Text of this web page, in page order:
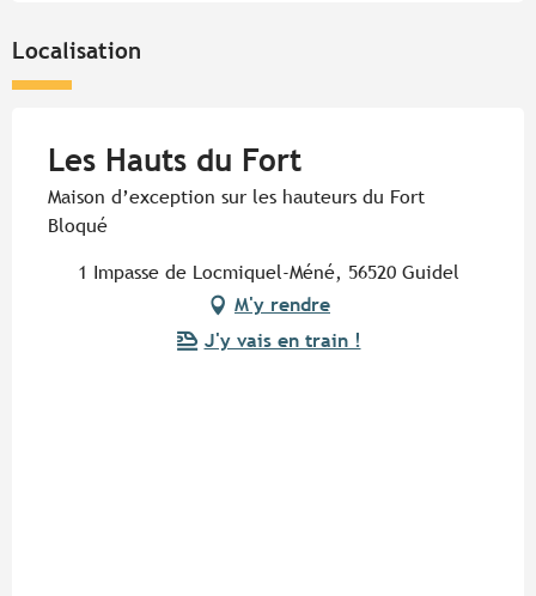
Localisation
Les Hauts du Fort
Maison d’exception sur les hauteurs du Fort
Bloqué
1 Impasse de Locmiquel-Méné, 56520 Guidel
M'y rendre
J'y vais en train !